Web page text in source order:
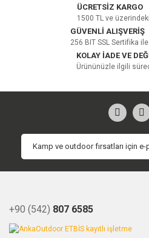
ÜCRETSİZ KARGO
1500 TL ve
GÜVENLİ ALIŞVERİŞ
256 BIT SSL Sertifika
KOLAY İADE VE
Ürününüzle ilgili
+90 (542) 807 6585